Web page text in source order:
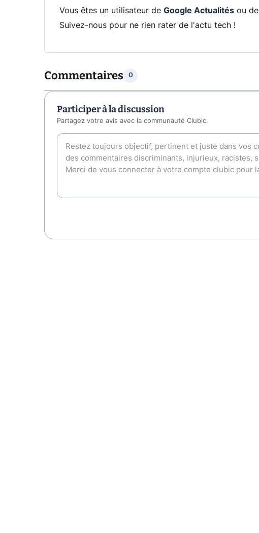
Vous êtes un utilisateur de Google Actualitésou de
Suivez-nous pour ne rien rater de l'actu tech !
Commentaires 0
Participer à la discussion
Partagez votre avis avec la communauté Clubic.